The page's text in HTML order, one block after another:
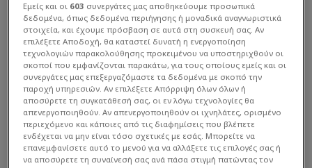
Διεθνής 26χρονος Ανγκολέζος φορ (με γαλλικό
Εμείς και οι 603 συνεργάτες μας αποθηκεύουμε προσωπικά
δεδομένα, όπως δεδομένα περιήγησης ή μοναδικά αναγνωριστικά
στοιχεία, και έχουμε πρόσβαση σε αυτά στη συσκευή σας. Αν
επιλέξετε Αποδοχή, θα καταστεί δυνατή η ενεργοποίηση
τεχνολογιών παρακολούθησης προκειμένου να υποστηριχθούν οι
σκοποί που εμφανίζονται παρακάτω, για τους οποίους εμείς και οι
συνεργάτες μας επεξεργαζόμαστε τα δεδομένα με σκοπό την
παροχή υπηρεσιών. Αν επιλέξετε Απόρριψη όλων όλων ή
αποσύρετε τη συγκατάθεσή σας, οι εν λόγω τεχνολογίες θα
απενεργοποιηθούν. Αν απενεργοποιηθούν οι ιχνηλάτες, ορισμένο
περιεχόμενο και κάποιες από τις διαφημίσεις που βλέπετε
ενδέχεται να μην είναι τόσο σχετικές με εσάς. Μπορείτε να
επανεμφανίσετε αυτό το μενού για να αλλάξετε τις επιλογές σας ή
να αποσύρετε τη συναίνεσή σας ανά πάσα στιγμή πατώντας τον